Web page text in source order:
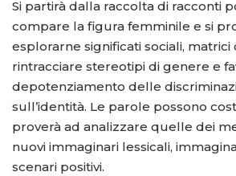
Si partirà dalla raccolta di racconti
compare la figura femminile e si
esplorarne significati sociali, matrici
rintracciare stereotipi di genere e
depotenziamento delle
sull’identità. Le parole possono
proverà ad analizzare quelle dei
nuovi immaginari lessicali,
scenari positivi.